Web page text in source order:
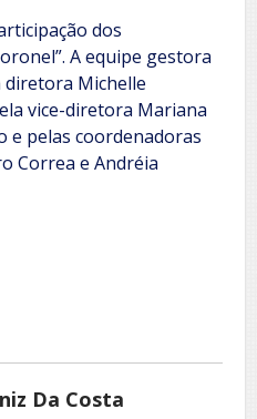
dos
A equipe gestora
diretora Michelle
vice-diretora Mariana
e pelas coordenadoras
Correa e Andréia
Da Costa